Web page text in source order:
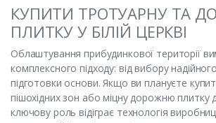
КУПИТИ ТРОТУАРНУ ТА
ПЛИТКУ У БІЛІЙ ЦЕРКВІ
Облаштування прибудинкової території
комплексного підходу: від вибору
підготовки основи. Якщо ви плануєте
пішохідних зон або міцну дорожню плитку
ключову роль відіграє технологія